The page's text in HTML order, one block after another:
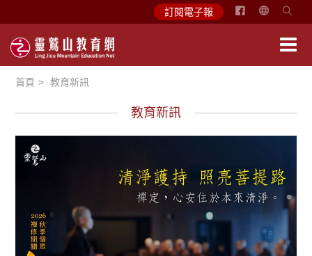
訂閱電子報
简
首頁 教育新訊
教育新訊